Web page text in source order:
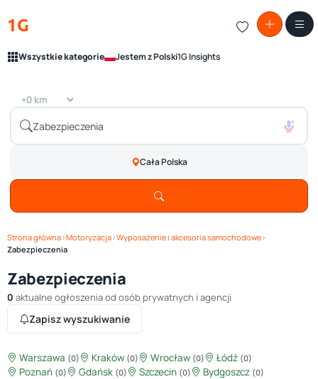
1G
Wszystkie kategorie Jestem z Polski1G Insights
Cała Polska
Strona główna›Motoryzacja›Wyposażenie i akcesoria samochodowe›
Zabezpieczenia
Zabezpieczenia
0 aktualne ogłoszenia od osób prywatnych i agencji
Zapisz wyszukiwanie
Warszawa (0) Kraków (0) Wrocław (0) Łódź (0)
Poznań (0) Gdańsk (0) Szczecin (0) Bydgoszcz (0)